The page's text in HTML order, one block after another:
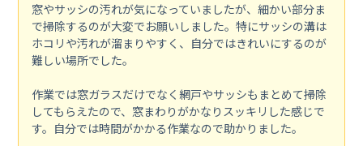
窓やサッシの汚れが気になっていましたが、細かい部分ま
で掃除するのが大変でお願いしました。特にサッシの溝は
ホコリや汚れが溜まりやすく、自分ではきれいにするのが
難しい場所でした。
作業では窓ガラスだけでなく網戸やサッシもまとめて掃除
してもらえたので、窓まわりがかなりスッキリした感じで
す。自分では時間がかかる作業なので助かりました。